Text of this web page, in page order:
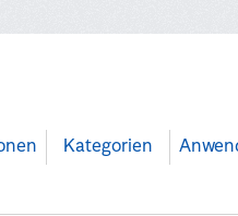
Kategorien